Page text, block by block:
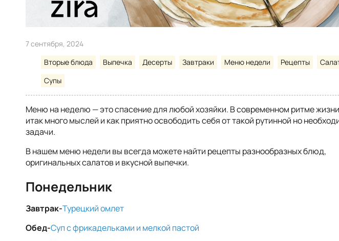
7 сентября, 2024
Вторые блюда
Выпечка Десерты Завтраки Меню недели Рецепты
Супы
Меню на неделю — это спасение для любой хозяйки. В современном ритме
итак много мыслей и как приятно освободить себя от такой рутинной но
задачи.
В нашем меню недели вы всегда можете найти рецепты разнообразных блюд,
оригинальных салатов и вкусной выпечки.
Понедельник
Завтрак-Турецкий омлет
Обед-Суп с фрикадельками и мелкой пастой